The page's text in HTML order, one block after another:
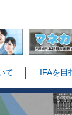
て IFAを目